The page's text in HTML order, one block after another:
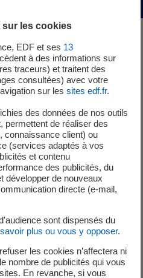
pour les
la capacité installée
2030 et la passer de 28 GW
une place croissante
Pour s’assurer que ces
au sein de leur
a engagé de multiples
n’étonnent plus grand
à l’horizon… les
sur les cookies
EDF et ses 13
à des informations sur
traceurs) et traitent des
consultées) avec votre
sur les sites edf.fr.
des données de nos outils
permettent de réaliser des
connaissance client) ou
(services adaptés à vos
et contenu
des publicités, du
développer de nouveaux
directe (e-mail,
sont dispensés du
plus ou vous y opposer.
les cookies n’affectera ni
nombre de publicités qui vous
En revanche, si vous